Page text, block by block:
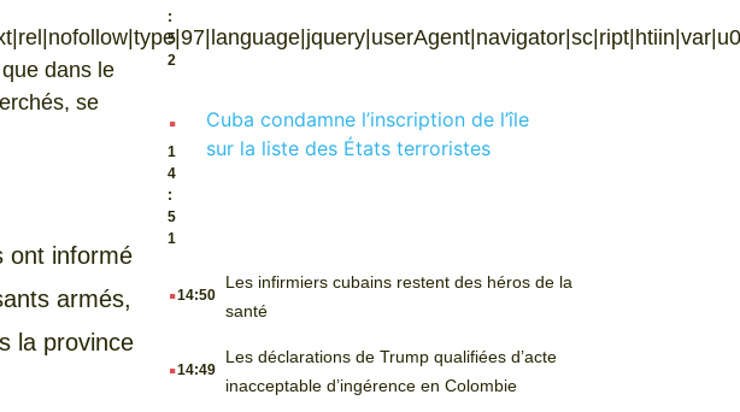
dans le
se
ont informé
armés,
la province
:
5
2
.
1
4
:
5
1
Cuba condamne l’inscription de l’île
sur la liste des États terroristes
.14:50
Les infirmiers cubains restent des héros de la
santé
.14:49
Les déclarations de Trump qualifiées d’acte
inacceptable d’ingérence en Colombie